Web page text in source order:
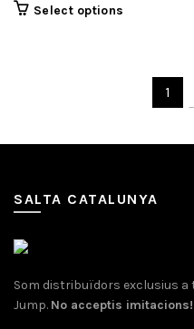
Select options
1
SALTA CATALUNYA
Som distribuïdors exclusius a
Jump. No acceptis imitacions!